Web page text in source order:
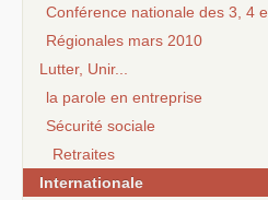
Conférence nationale des 3, 4
Régionales mars 2010
Lutter, Unir...
la parole en entreprise
Sécurité sociale
Retraites
Internationale